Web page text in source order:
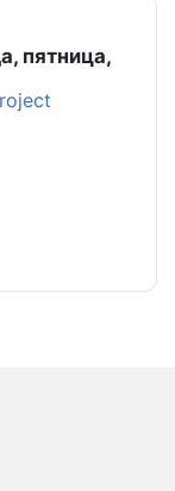
пятница,